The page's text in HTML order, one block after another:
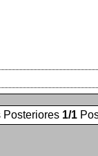
Posteriores 1/1